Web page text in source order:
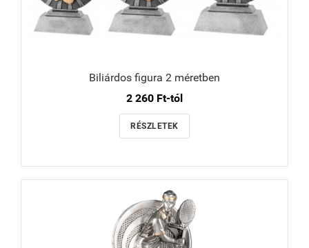
Biliárdos figura 2 méretben
2 260 Ft-tól
RÉSZLETEK